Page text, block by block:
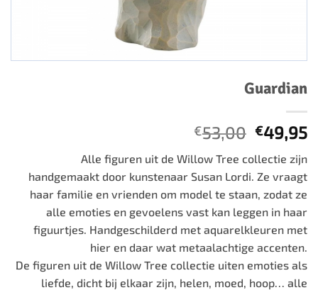
Guardian
€53,00
prijs
was:
€53,00.
€49,95
Alle figuren uit de Willow Tree collectie zijn
handgemaakt door kunstenaar Susan Lordi. Ze vraagt
haar familie en vrienden om model te staan, zodat ze
alle emoties en gevoelens vast kan leggen in haar
figuurtjes. Handgeschilderd met aquarelkleuren met
hier en daar wat metaalachtige accenten.
De figuren uit de Willow Tree collectie uiten emoties als
liefde, dicht bij elkaar zijn, helen, moed, hoop… alle